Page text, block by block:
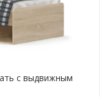
с выдвижным